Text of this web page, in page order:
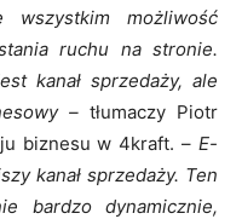
możliwość
ruchu na stronie.
kanał sprzedaży, ale
–tłumaczy Piotr
biznesu w 4kraft. – E-
kanał sprzedaży. Ten
bardzo dynamicznie,